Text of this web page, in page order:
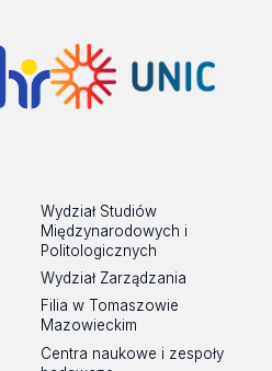
Wydział Studiów
Międzynarodowych i
Politologicznych
Wydział Zarządzania
Filia w Tomaszowie
Mazowieckim
Centra naukowe i zespoły